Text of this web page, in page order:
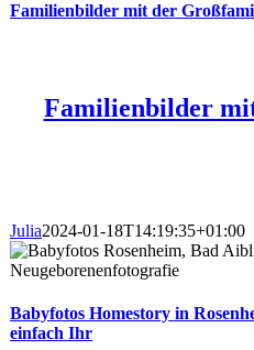
Familienbilder mit der
Familienbilder
Julia2024-01-18T14:19:35+01:00
Babyfotos Homestory in
einfach Ihr